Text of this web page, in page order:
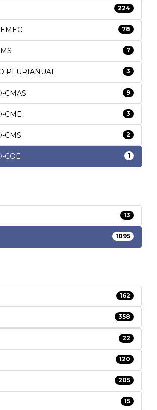
224
78
7
PLURIANUAL 3
CMAS 9
CME 3
CMS 2
COE 1
13
1095
162
358
22
120
205
15